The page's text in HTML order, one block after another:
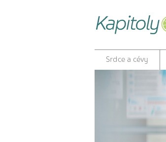
Srdce a cévy